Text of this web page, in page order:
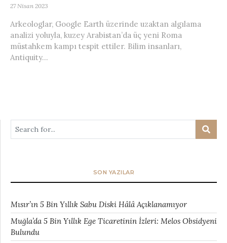
27 Nisan 2023
Arkeologlar, Google Earth üzerinde uzaktan algılama
analizi yoluyla, kuzey Arabistan’da üç yeni Roma
müstahkem kampı tespit ettiler. Bilim insanları,
Antiquity...
SON YAZILAR
Mısır’ın 5 Bin Yıllık Sabu Diski Hâlâ Açıklanamıyor
Muğla’da 5 Bin Yıllık Ege Ticaretinin İzleri: Melos Obsidyeni
Bulundu